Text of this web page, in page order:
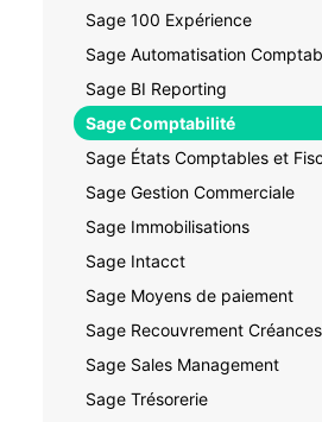
Sage 100 Expérience
Sage Automatisation
Sage BI Reporting
Sage Comptabilité
Sage États Comptables et
Sage Gestion Commerciale
Sage Immobilisations
Sage Intacct
Sage Moyens de paiement
Sage Recouvrement
Sage Sales Management
Sage Trésorerie